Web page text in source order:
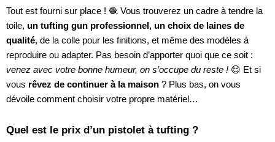
Tout est fourni sur place ! 🧶 Vous trouverez un cadre à tendre la
toile, un tufting gun professionnel, un choix de laines de
qualité, de la colle pour les finitions, et même des modèles à
reproduire ou adapter. Pas besoin d’apporter quoi que ce soit :
venez avec votre bonne humeur, on s’occupe du reste ! 😌 Et si
vous rêvez de continuer à la maison ? Plus bas, on vous
dévoile comment choisir votre propre matériel…
Quel est le prix d’un pistolet à tufting ?